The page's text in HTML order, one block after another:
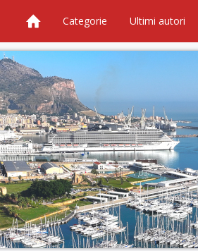
Categorie Ultimi autori